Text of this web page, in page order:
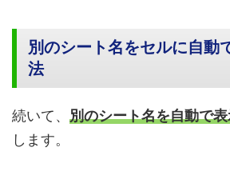
別のシート名をセルに自動
法
続いて、 別のシート名を自動で
します。